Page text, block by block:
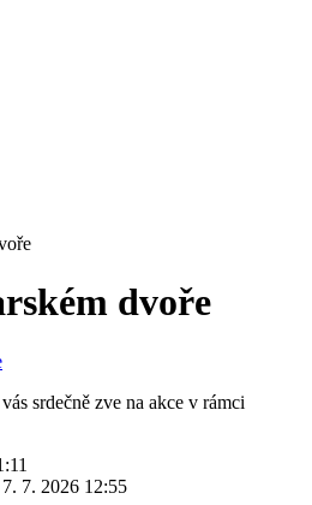
dvoře
srdečně zve na akce v rámci
7. 7. 2026 12:55